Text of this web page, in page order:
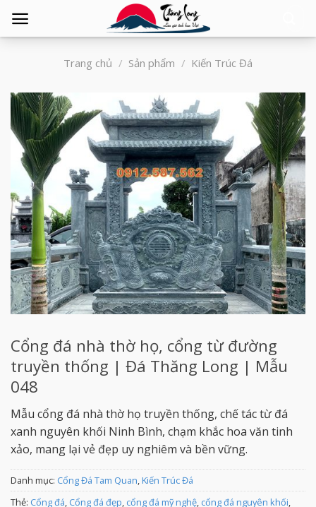
Trang chủ / Sản phẩm / Kiến Trúc Đá
Cổng đá nhà thờ họ, cổng từ đường
truyền thống | Đá Thăng Long | Mẫu
048
Mẫu cổng đá nhà thờ họ truyền thống, chế tác từ đá
xanh nguyên khối Ninh Bình, chạm khắc hoa văn tinh
xảo, mang lại vẻ đẹp uy nghiêm và bền vững.
Danh mục: Cổng Đá Tam Quan,Kiến Trúc Đá
Thẻ: Cổng đá, Cổng đá đẹp, cổng đá mỹ nghệ, cổng đá nguyên khối,